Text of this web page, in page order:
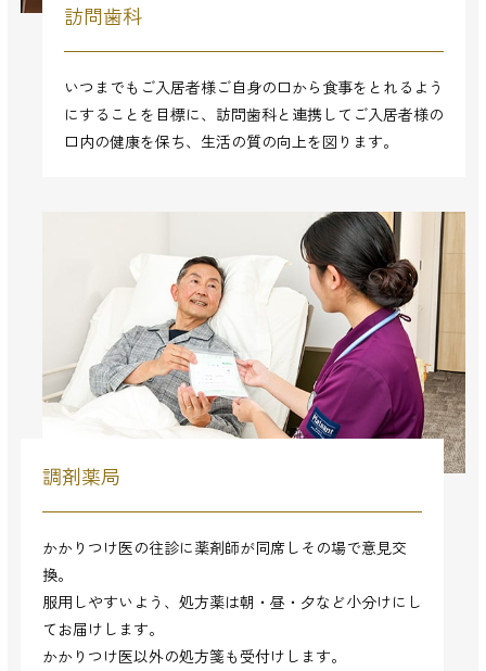
訪問歯科
いつまでもご入居者様ご自身の口から食事をとれるよう
にすることを目標に、訪問歯科と連携してご入居者様の
口内の健康を保ち、生活の質の向上を図ります。
調剤薬局
かかりつけ医の往診に薬剤師が同席しその場で意見交
換。
服用しやすいよう、処方薬は朝・昼・夕など小分けにし
てお届けします。
かかりつけ医以外の処方箋も受付けします。